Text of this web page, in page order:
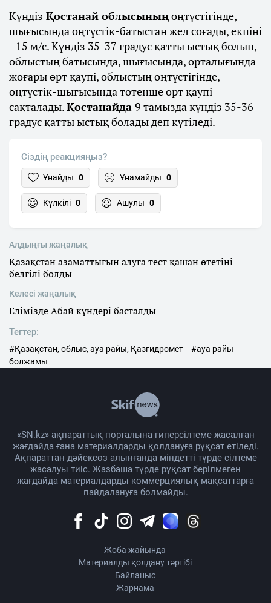
Күндіз Қостанай облысыныңоңтүстігінде,
шығысында оңтүстік-батыстан жел соғады, екпіні
- 15 м/с. Күндіз 35-37 градус қатты ыстық болып,
облыстың батысында, шығысында, орталығында
жоғары өрт қаупі, облыстың оңтүстігінде,
оңтүстік-шығысында төтенше өрт қаупі
сақталады.Қостанайда 9 тамызда күндіз 35-36
градус қатты ыстық болады деп күтіледі.
Сіздің реакцияңыз?
Ұнайды 0 Ұнамайды 0
Күлкілі 0 Ашулы 0
Алдыңғы жаңалық
Қазақстан азаматтығын алуға тест қашан өтетіні
белгілі болды
Келесі жаңалық
Елімізде Абай күндері басталды
Тегтер:
#Қазақстан, облыс, ауа райы, Қазгидромет
#ауа райы
болжамы
«SN.kz» ақпараттық порталына гиперсілтеме жасалған
жағдайда ғана материалдарды қолдануға рұқсат етіледі.
Ақпараттан дәйексөз алынғанда міндетті түрде сілтеме
жасалуы тиіс. Жазбаша түрде рұқсат берілмеген
жағдайда материалдарды коммерциялық мақсаттарға
пайдалануға болмайды.
Жоба жайында
Материалды қолдану тәртібі
Байланыс
Жарнама